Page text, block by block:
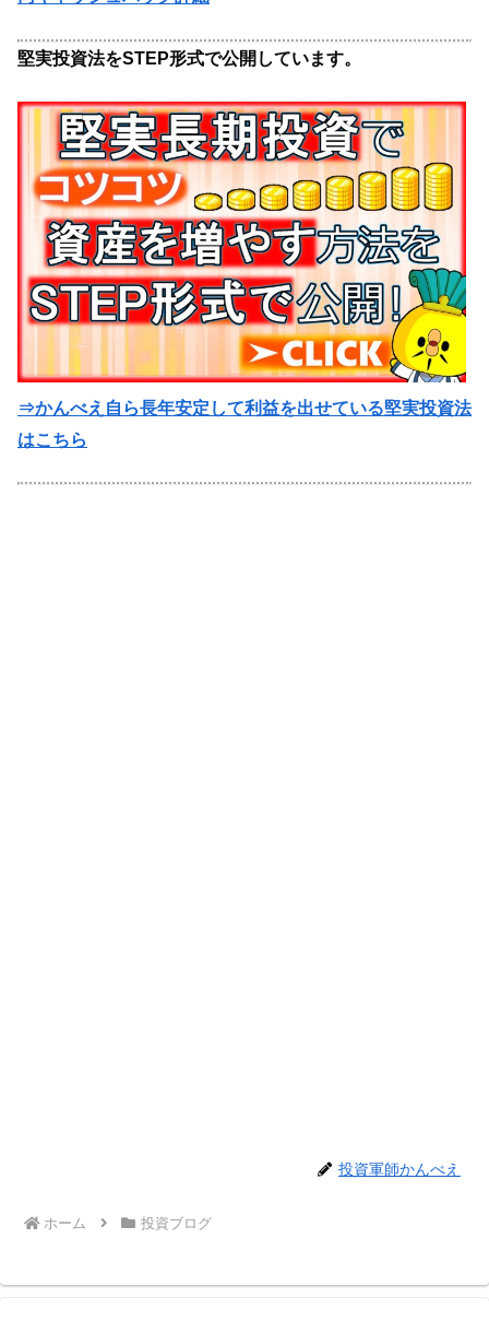
堅実投資法をSTEP形式で公開しています。
⇒かんべえ自ら長年安定して利益を出せている堅実投資法
はこちら
投資軍師かんべえ
ホーム 投資ブログ